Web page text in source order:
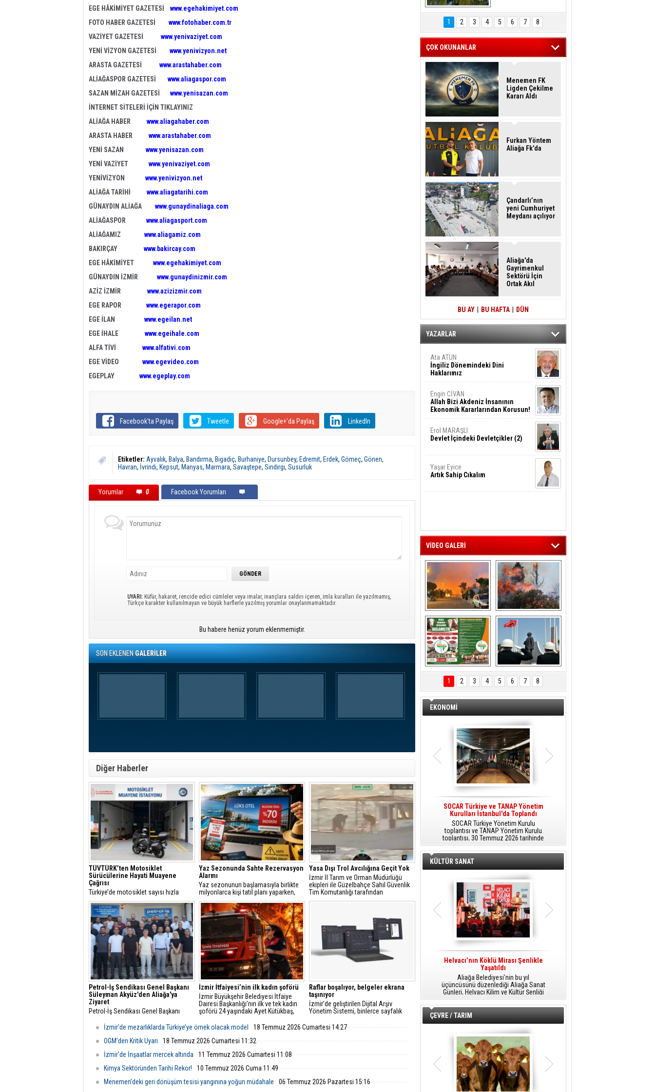
EGE HÂKİMİYET GAZETESİ
www.egehakimiyet.com
FOTO HABER GAZETESİ
www.fotohaber.com.tr
VAZİYET GAZETESİ www.yenivaziyet.com
YENİ VİZYON GAZETESİ
www.yenivizyon.net
ARASTA GAZETESİ www.arastahaber.com
ALİAĞASPOR GAZETESİ
www.aliagaspor.com
SAZAN MİZAH GAZETESİ
www.yenisazan.com
İNTERNET SİTELERİ İÇİN TIKLAYINIZ
ALİAĞA HABER www.aliagahaber.com
ARASTA HABER www.arastahaber.com
YENİ SAZAN www.yenisazan.com
YENİ VAZİYET www.yenivaziyet.com
YENİVİZYON www.yenivizyon.net
ALİAĞA TARİHİ www.aliagatarihi.com
GÜNAYDIN ALİAĞA
www.gunaydinaliaga.com
ALİAĞASPOR www.aliagasport.com
ALİAĞAMIZ www.aliagamiz.com
BAKIRÇAY www.bakircay.com
EGE HÂKİMİYET www.egehakimiyet.com
GÜNAYDIN İZMİR www.gunaydinizmir.com
AZİZ İZMİR www.azizizmir.com
EGE RAPOR www.egerapor.com
EGE İLAN www.egeilan.net
EGE İHALE www.egeihale.com
ALFA TİVİ www.alfativi.com
EGE VİDEO www.egevideo.com
EGEPLAY www.egeplay.com
Facebook'ta Paylaş Tweetle Google+'da Paylaş LinkedIn
Etiketler: Ayvalık, Balya, Bandırma, Bigadiç, Burhaniye, Dursunbey, Edremit, Erdek, Gömeç, Gönen,
Havran, İvrindi, Kepsut, Manyas, Marmara, Savaştepe, Sındırgı, Susurluk
Yorumlar 0 Facebook Yorumları
UYARI: Küfür, hakaret, rencide edici cümleler veya imalar, inançlara saldırı içeren, imla kuralları ile yazılmamış,
Türkçe karakter kullanılmayan ve büyük harflerle yazılmış yorumlar onaylanmamaktadır.
Bu habere henüz yorum eklenmemiştir.
SON EKLENENGALERİLER
Diğer Haberler
TÜVTÜRK’ten Motosiklet
Sürücülerine Hayati Muayene
Çağrısı
Türkiye’de motosiklet sayısı hızla
artarken, trafikteki payı yüzde 21’i aşan
bu araçlarda düzenli teknik kontrollerin
önemi de giderek artıyor.
Yaz Sezonunda Sahte Rezervasyon
Alarmı
Yaz sezonunun başlamasıyla birlikte
milyonlarca kişi tatil planı yaparken,
internet üzerinden yapılan
rezervasyonlarda sahtecilik vakaları da
hızla artıyor.
Yasa Dışı Trol Avcılığına Geçit Yok
İzmir İl Tarım ve Orman Müdürlüğü
ekipleri ile Güzelbahçe Sahil Güvenlik
Tim Komutanlığı tarafından
gerçekleştirilen ortak denetimlerde,
yapan bir balıkçı teknesi tespit edildi.
Petrol-İş Sendikası Genel Başkanı
Süleyman Akyüz'den Aliağa'ya
Ziyaret
Petrol-İş Sendikası Genel Başkanı
Aliağa Şubesi'ni ziyaret etti.
İzmir İtfaiyesi’nin ilk kadın şoförü
İzmir Büyükşehir Belediyesi İtfaiye
Dairesi Başkanlığı’nın ilk ve tek kadın
şoförü 24 yaşındaki Ayet Kütükbaş,
yangın ve kurtarma operasyonlarına
Raflar boşalıyor, belgeler ekrana
taşınıyor
İzmir’de geliştirilen Dijital Arşiv
Yönetim Sistemi, binlerce sayfalık
aktarıyor. Belediye iştiraklerinde
kurumlarına yayılması hedefleniyor.
İzmir’de mezarlıklarda Türkiye’ye örnek olacak model
18 Temmuz 2026 Cumartesi 14:27
OGM'den Kritik Uyarı
18 Temmuz 2026 Cumartesi 11:32
İzmir'de İnşaatlar mercek altında
11 Temmuz 2026 Cumartesi 11:08
Kimya Sektöründen Tarihi Rekor!
10 Temmuz 2026 Cuma 11:49
Menemen’deki geri dönüşüm tesisi yangınına yoğun müdahale
06 Temmuz 2026 Pazartesi 15:16
Hasan Eser'in
Objektifinden
1 2 3 4 5 6 7 8
ÇOK OKUNANLAR
Menemen FK
Ligden Çekilme
Kararı Aldı
Furkan Yöntem
Aliağa Fk’da
Çandarlı’nın
yeni Cumhuriyet
Meydanı açılıyor
Aliağa'da
Gayrimenkul
Sektörü İçin
Ortak Akıl
BU AY BU HAFTA DÜN
YAZARLAR
Ata ATUN
İngiliz Dönemindeki Dini
Haklarımız
Engin CİVAN
Allah Bizi Akdeniz İnsanının
Ekonomik Kararlarından Korusun!
Erol MARAŞLI
Devlet İçindeki Devletçikler (2)
Yaşar Eyice
Artık Sahip Cıkalım
VİDEO GALERİ
Aliağa ‘da  otluk
alanda çıkan
yangın evlere
sıçramadan
söndürüldü
Aliağa'nın Ciğerleri
ÖNAL TARIM
TANITIM FİLMİ
Aliağa'da Polis
Haftası Kutlandı
1 2 3 4 5 6 7 8
EKONOMİ
SOCAR Türkiye ve TANAP Yönetim
Kurulları İstanbul'da Toplandı
SOCAR Türkiye Yönetim Kurulu
toplantısı ve TANAP Yönetim Kurulu
toplantısı, 30 Temmuz 2026 tarihinde
İstanbul’da gerçekleştirildi.
hidrojen teknolojileri alanında yenilikçi
projelere öncülük ediyor.
KÜLTÜR SANAT
Helvacı’nın Köklü Mirası Şenlikle
Yaşatıldı
Aliağa Belediyesi’nin bu yıl
üçüncüsünü düzenlediği Aliağa Sanat
Günleri, Helvacı Kilim ve Kültür Şenliği
ile Helvacı’da renkli bir güne sahne
oldu.
birbirinden renkli etkinliklerle devam
ÇEVRE / TARIM